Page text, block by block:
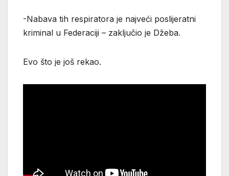
-Nabava tih respiratora je najveći poslijeratni
kriminal u Federaciji – zaključio je Džeba.
Evo što je još rekao.